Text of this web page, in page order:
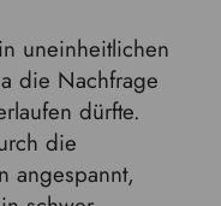
uneinheitlichen
die Nachfrage
dürfte.
die
angespannt,